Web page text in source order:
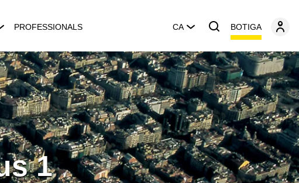
PROFESSIONALS CA BOTIGA
1